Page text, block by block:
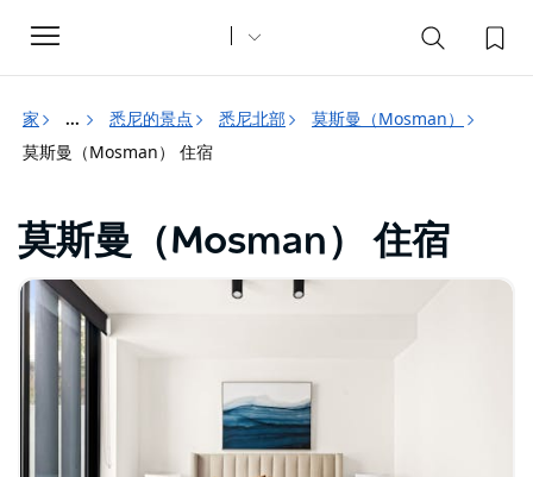
Toggle
navigation
家 ... 悉尼的景点 悉尼北部
莫斯曼（Mosman）
莫斯曼（Mosman） 住宿
莫斯曼（Mosman） 住宿